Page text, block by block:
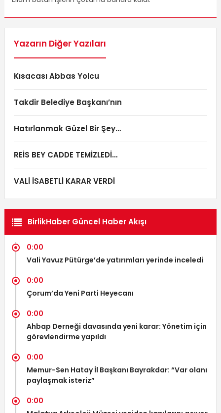
Yazarın Diğer Yazıları
Kısacası Abbas Yolcu
Takdir Belediye Başkanı’nın
Hatırlanmak Güzel Bir Şey…
REİS BEY CADDE TEMİZLEDİ…
VALİ İSABETLİ KARAR VERDİ
BirlikHaber Güncel Haber Akışı
0:00
Vali Yavuz Pütürge’de yatırımları yerinde inceledi
0:00
Çorum’da Yeni Parti Heyecanı
0:00
Ahbap Derneği davasında yeni karar: Yönetim için
görevlendirme yapıldı
0:00
Memur-Sen Hatay İl Başkanı Bayrakdar: “Var olanı
paylaşmak isteriz”
0:00